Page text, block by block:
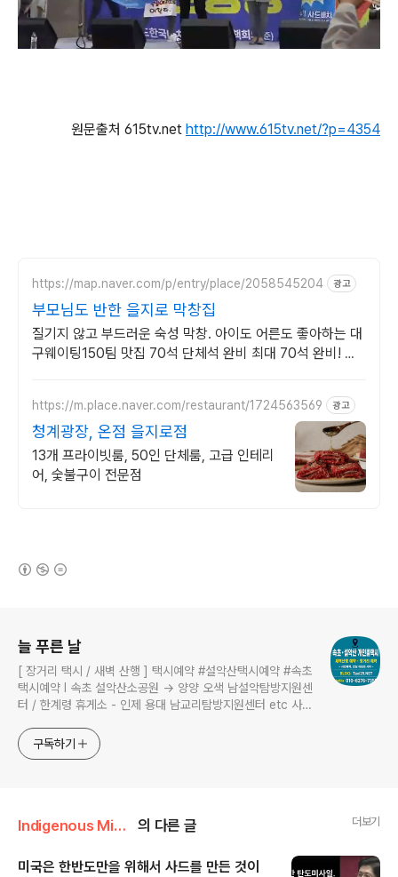
원문출처 615tv.net http://www.615tv.net/?p=4354
https://map.naver.com/p/entry/place/2058545204 광고
부모님도 반한 을지로 막창집
질기지 않고 부드러운 숙성 막창. 아이도 어른도 좋아하는 대
구웨이팅150팀 맛집 70석 단체석 완비 최대 70석 완비! 구
https://m.place.naver.com/restaurant/1724563569 광고
청계광장, 온점 을지로점
13개 프라이빗룸, 50인 단체룸, 고급 인테리
어, 숯불구이 전문점
늘 푸른 날
[ 장거리 택시 / 새벽 산행 ] 택시예약 #설악산택시예약 #속초
택시예약 I 속초 설악산소공원 → 양양 오색 남설악탐방지원센
터 / 한계령 휴게소 - 인제 용대 남교리탐방지원센터 etc 사전
구독하기
Indigenous Miscellaneous News/언론으로 보는 사회_정치 의 다른 글 더보기
미국은 한반도만을 위해서 사드를 만든 것이